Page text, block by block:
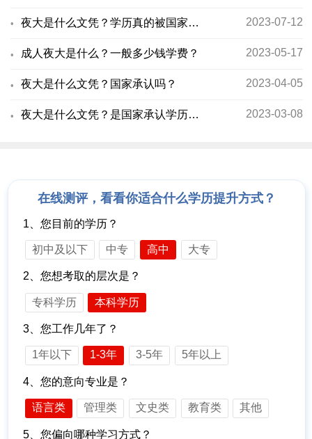
夜大是什么文凭？学历真的被国家承认吗？ 2023-07-12
成人夜大是什么？一般多少钱学费？ 2023-05-17
夜大是什么文凭？国家承认吗？ 2023-04-05
夜大是什么文凭？是国家承认学历吗？ 2023-03-08
在线测评，看看你适合什么学历提升方式？
1、您目前的学历？
初中及以下 中专 高中 大专
2、您想考取的层次是？
专科学历 本科学历
3、您工作几年了？
1年以下 1-3年 3-5年 5年以上
4、您的意向专业是？
语言类 管理类 文史类 教育类 其他
5、您偏向哪种学习方式？